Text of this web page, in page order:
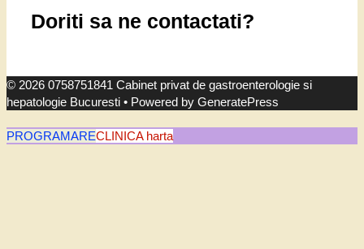
Doriti sa ne contactati?
© 2026 0758751841 Cabinet privat de gastroenterologie si
hepatologie Bucuresti • Powered by GeneratePress
PROGRAMARECLINICA harta